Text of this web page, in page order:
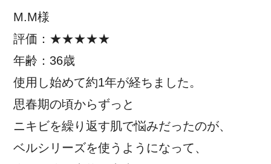
M.M様
評価：★★★★★
年齢：36歳
使用し始めて約1年が経ちました。
思春期の頃からずっと
ニキビを繰り返す肌で悩みだったのが、
ベルシリーズを使うようになって、